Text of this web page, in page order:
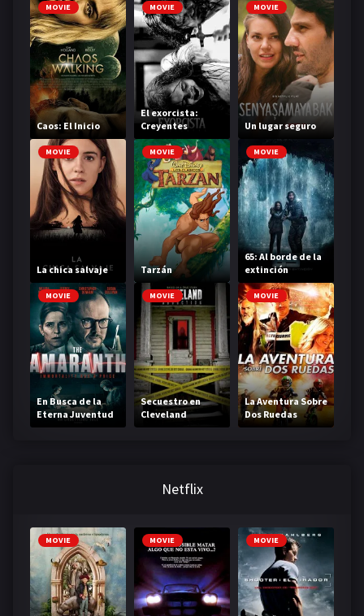
MOVIE
Caos: El Inicio
MOVIE
El exorcista:
Creyentes
MOVIE
Un lugar seguro
MOVIE
La chica salvaje
MOVIE
Tarzán
MOVIE
65: Al borde de la
extinción
MOVIE
En Busca de la
Eterna Juventud
MOVIE
Secuestro en
Cleveland
MOVIE
La Aventura Sobre
Dos Ruedas
Netflix
MOVIE MOVIE MOVIE